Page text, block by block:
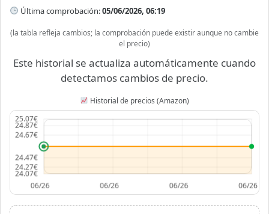
Última comprobación:05/06/2026, 06:19
(la tabla refleja cambios; la comprobación puede existir aunque no cambie
el precio)
Este historial se actualiza automáticamente cuando
detectamos cambios de precio.
Historial de precios (Amazon)